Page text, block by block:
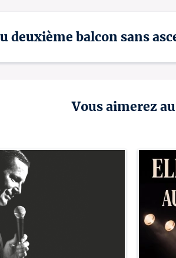
deuxième balcon sans
Vous aimerez